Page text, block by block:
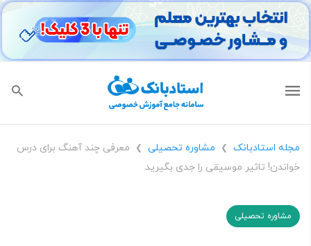
مجله استادبانک ❯ مشاوره تحصیلی ❯
معرفی چند آهنگ برای درس
خواندن! تاثیر موسیقی را جدی بگیرید
مشاوره تحصیلی